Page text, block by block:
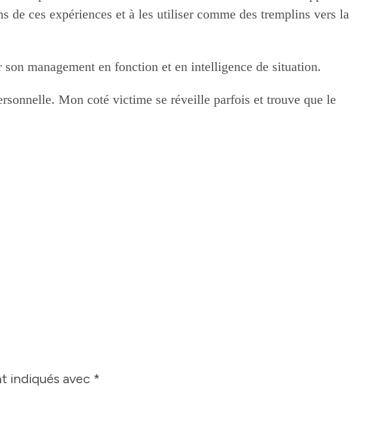
de ces expériences et à les utiliser comme des tremplins vers la
management en fonction et en intelligence de situation.
Mon coté victime se réveille parfois et trouve que le
indiqués avec *